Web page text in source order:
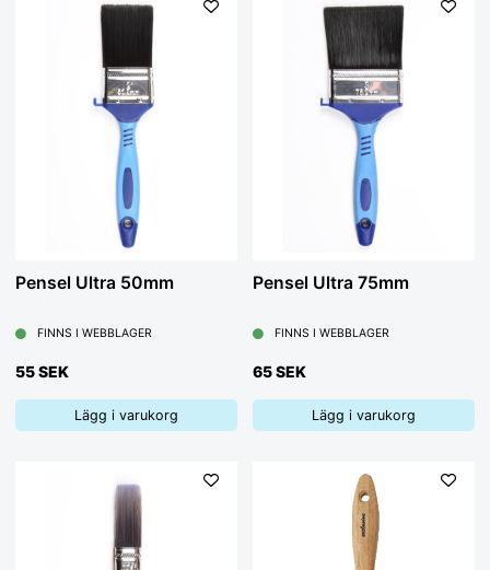
Pensel Ultra 50mm
FINNS I WEBBLAGER
55 SEK
Lägg i varukorg
Pensel Ultra 75mm
FINNS I WEBBLAGER
65 SEK
Lägg i varukorg